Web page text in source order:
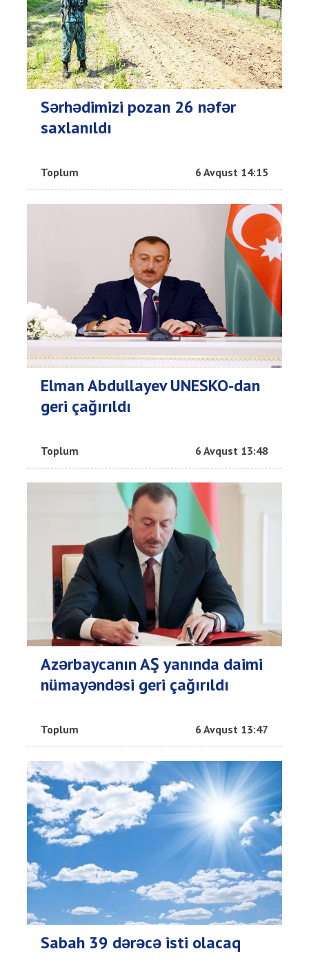
Sərhədimizi pozan 26 nəfər
saxlanıldı
Toplum 6 Avqust 14:15
Elman Abdullayev UNESKO-dan
geri çağırıldı
Toplum 6 Avqust 13:48
Azərbaycanın AŞ yanında daimi
nümayəndəsi geri çağırıldı
Toplum 6 Avqust 13:47
Sabah 39 dərəcə isti olacaq